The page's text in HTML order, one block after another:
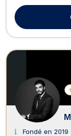
principalement
corporel, avec
Fondé en 2019